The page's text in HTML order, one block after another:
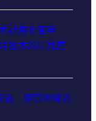
計画を答申
抜本的に見直
表 伊賀地域の